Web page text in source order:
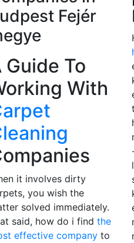
Fejér
Guide To
With
it involves dirty
you wish the
solved immediately.
said, how do i find the
effective company to